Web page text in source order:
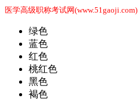
医学高级职称考试网(www.51gaoji.com)
绿色
蓝色
红色
桃红色
黑色
褐色